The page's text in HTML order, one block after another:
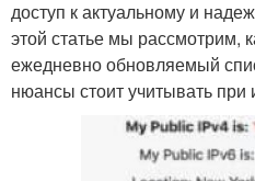
доступ к актуальному и
этой статье мы рассмотрим,
ежедневно обновляемый
нюансы стоит учитывать при